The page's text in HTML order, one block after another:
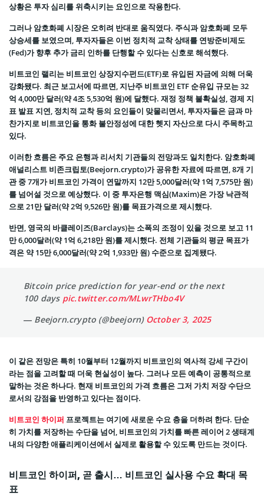
상황은 투자 심리를 위축시키는 요인으로 작용한다.
그러나 암호화폐 시장은 오히려 반대로 움직였다. 주식과 암호화폐 모두
상승세를 보였으며, 투자자들은 이번 정치적 교착 상태를 연방준비제도
(Fed)가 향후 추가 금리 인하를 단행할 수 있다는 신호로 해석했다.
비트코인 랠리는 비트코인 상장지수펀드(ETF)로 유입된 자금에 의해 더욱
강화됐다. 최근 보고서에 따르면, 지난주 비트코인 ETF 순유입 규모는 32
억 4,000만 달러(약 4조 5,530억 원)에 달했다. 재정 정책 불확실성, 경제 지
표 발표 지연, 정치적 교착 등의 요인들이 맞물리면서, 투자자들은 금과 마
찬가지로 비트코인을 통화 불안정성에 대한 헷지 자산으로 다시 주목하고
있다.
이러한 흐름은 주요 은행과 리서치 기관들의 전망과도 일치한다. 암호화폐
애널리스트 비존크립토(Beejorn.crypto)가 공유한 자료에 따르면, 8개 기
관 중 7개가 비트코인 가격이 연말까지 12만 5,000달러(약 1억 7,575만 원)
를 넘어설 것으로 예상했다. 이 중 투자은행 맥심(Maxim)은 가장 낙관적
으로 21만 달러(약 2억 9,526만 원)를 목표가격으로 제시했다.
반면, 영국의 바클레이즈(Barclays)는 소폭의 조정이 있을 것으로 보고 11
만 6,000달러(약 1억 6,218만 원)를 제시했다. 전체 기관들의 평균 목표가
격은 약 15만 6,000달러(약 2억 1,933만 원) 수준으로 집계됐다.
Bitcoin price prediction for year-end or the next
100 days pic.twitter.com/MLwrTHbo4V
— Beejorn.crypto (@beejorn) October 3, 2025
이 같은 전망은 특히 10월부터 12월까지 비트코인의 역사적 강세 구간이
라는 점을 고려할 때 더욱 현실성이 높다. 그러나 모든 예측이 공통적으로
말하는 것은 하나다. 현재 비트코인의 가격 흐름은 그저 가치 저장 수단으
로서의 강점을 반영하고 있다는 점이다.
비트코인 하이퍼 프로젝트는 여기에 새로운 수요 층을 더하려 한다. 단순
히 가치를 저장하는 수단을 넘어, 비트코인의 가치를 빠른 레이어 2 생태계
내의 다양한 애플리케이션에서 실제로 활용할 수 있도록 만드는 것이다.
비트코인 하이퍼, 곧 출시… 비트코인 실사용 수요 확대 목
표